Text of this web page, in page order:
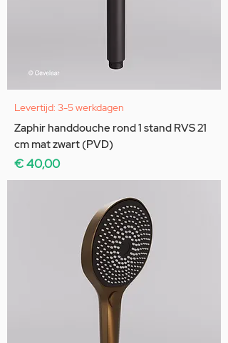
Levertijd: 3-5 werkdagen
Zaphir handdouche rond 1 stand RVS 21
cm mat zwart (PVD)
Prijs
€ 40,00